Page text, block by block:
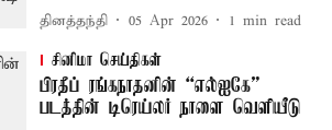
தினத்தந்தி 05 Apr 2026 1 min read
சினிமா செய்திகள்
பிரதீப் ரங்கநாதனின் “எல்ஐகே”
படத்தின் டிரெய்லர் நாளை வெளியீடு